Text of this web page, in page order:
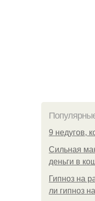
9 недугов,
Сильная
деньги в
Гипноз на
ли гипноз